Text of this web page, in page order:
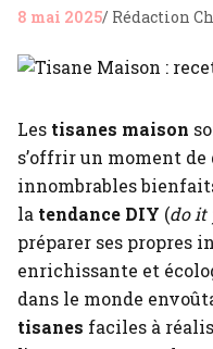
8 mai 2025/ Rédaction
Les tisanes maison
s’offrir un moment
innombrables
la tendance DIY (do it
préparer ses propres
enrichissante et
dans le monde
tisanes faciles à